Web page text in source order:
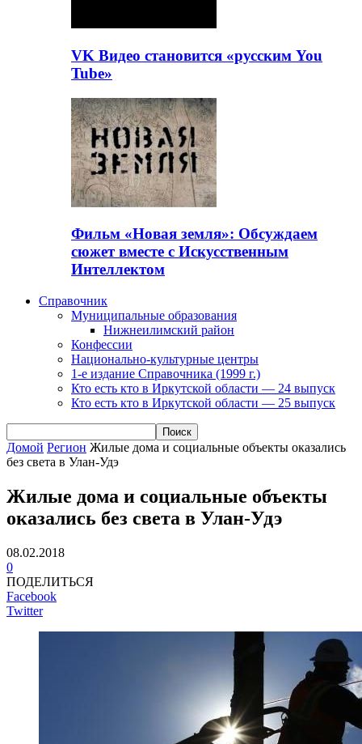
VK Видео становится «русским You
Tube»
Фильм «Новая земля»: Обсуждаем
сюжет вместе с Искусственным
Интеллектом
Справочник
Муниципальные образования
Нижнеилимский район
Конфессии
Национально-культурные центры
1-е издание Справочника (1999 г.)
Кто есть кто в Иркутской области — 24 выпуск
Кто есть кто в Иркутской области — 25 выпуск
Домой Регион Жилые дома и социальные объекты оказались
без света в Улан-Удэ
Жилые дома и социальные объекты
оказались без света в Улан-Удэ
08.02.2018
0
ПОДЕЛИТЬСЯ
Facebook
Twitter